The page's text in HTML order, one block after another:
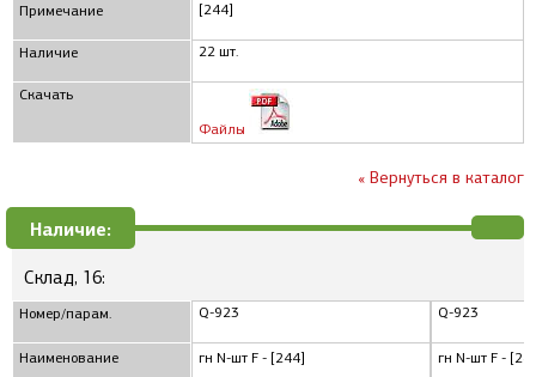
Примечание
Наличие
Скачать
[244]
22 шт.
Файлы
« Вернуться в каталог
Наличие:
Склад, 16:
Номер/парам.
Наименование
Q-923
гн N-шт F - [244]
Q-923
гн N-шт F -